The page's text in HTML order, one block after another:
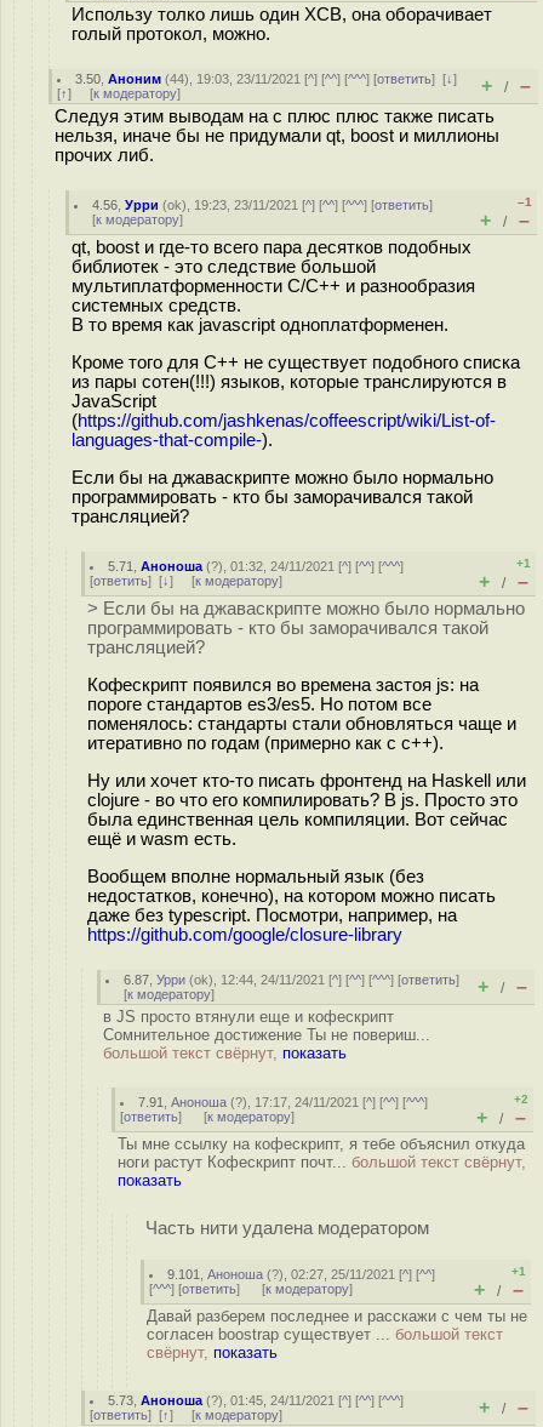
Использу толко лишь один XCB, она оборачивает
голый протокол, можно.
3.50 ,Аноним (44), 19:03, 23/11/2021 [^] [^^] [^^^] [ответить][↓]
[↑] [к модератору] + / –
Следуя этим выводам на с плюс плюс также писать
нельзя, иначе бы не придумали qt, boost и миллионы
прочих либ.
4.56 ,Урри (ok), 19:23, 23/11/2021 [^] [^^] [^^^] [ответить]
[к модератору]
–1
+ / –
qt, boost и где-то всего пара десятков подобных
библиотек - это следствие большой
мультиплатформенности С/С++ и разнообразия
системных средств.
В то время как javascript одноплатформенен.
Кроме того для С++ не существует подобного списка
из пары сотен(!!!) языков, которые транслируются в
JavaScript
(https://github.com/jashkenas/coffeescript/wiki/List-of-
languages-that-compile-).
Если бы на джаваскрипте можно было нормально
программировать - кто бы заморачивался такой
трансляцией?
5.71 ,Аноноша (?), 01:32, 24/11/2021 [^] [^^] [^^^]
[ответить] [↓] [к модератору]
+1
+ / –
> Если бы на джаваскрипте можно было нормально
программировать - кто бы заморачивался такой
трансляцией?
Кофескрипт появился во времена застоя js: на
пороге стандартов es3/es5. Но потом все
поменялось: стандарты стали обновляться чаще и
итеративно по годам (примерно как с с++).
Ну или хочет кто-то писать фронтенд на Haskell или
clojure - во что его компилировать? В js. Просто это
была единственная цель компиляции. Вот сейчас
ещё и wasm есть.
Вообщем вполне нормальный язык (без
недостатков, конечно), на котором можно писать
даже без typescript. Посмотри, например, на
https://github.com/google/closure-library
6.87 ,Урри (ok), 12:44, 24/11/2021 [^] [^^] [^^^] [ответить]
[к модератору] + / –
в JS просто втянули еще и кофескрипт
Сомнительное достижение Ты не повериш...
большой текст свёрнут, показать
7.91 ,Аноноша (?), 17:17, 24/11/2021 [^] [^^] [^^^]
[ответить] [к модератору]
+2
+ / –
Ты мне ссылку на кофескрипт, я тебе объяснил откуда
ноги растут Кофескрипт почт... большой текст свёрнут,
показать
Часть нити удалена модератором
9.101 ,Аноноша (?), 02:27, 25/11/2021 [^] [^^]
[^^^] [ответить] [к модератору]
+1
+ / –
Давай разберем последнее и расскажи с чем ты не
согласен boostrap существует ... большой текст
свёрнут, показать
5.73 ,Аноноша (?), 01:45, 24/11/2021 [^] [^^] [^^^]
[ответить] [↑] [к модератору] + / –